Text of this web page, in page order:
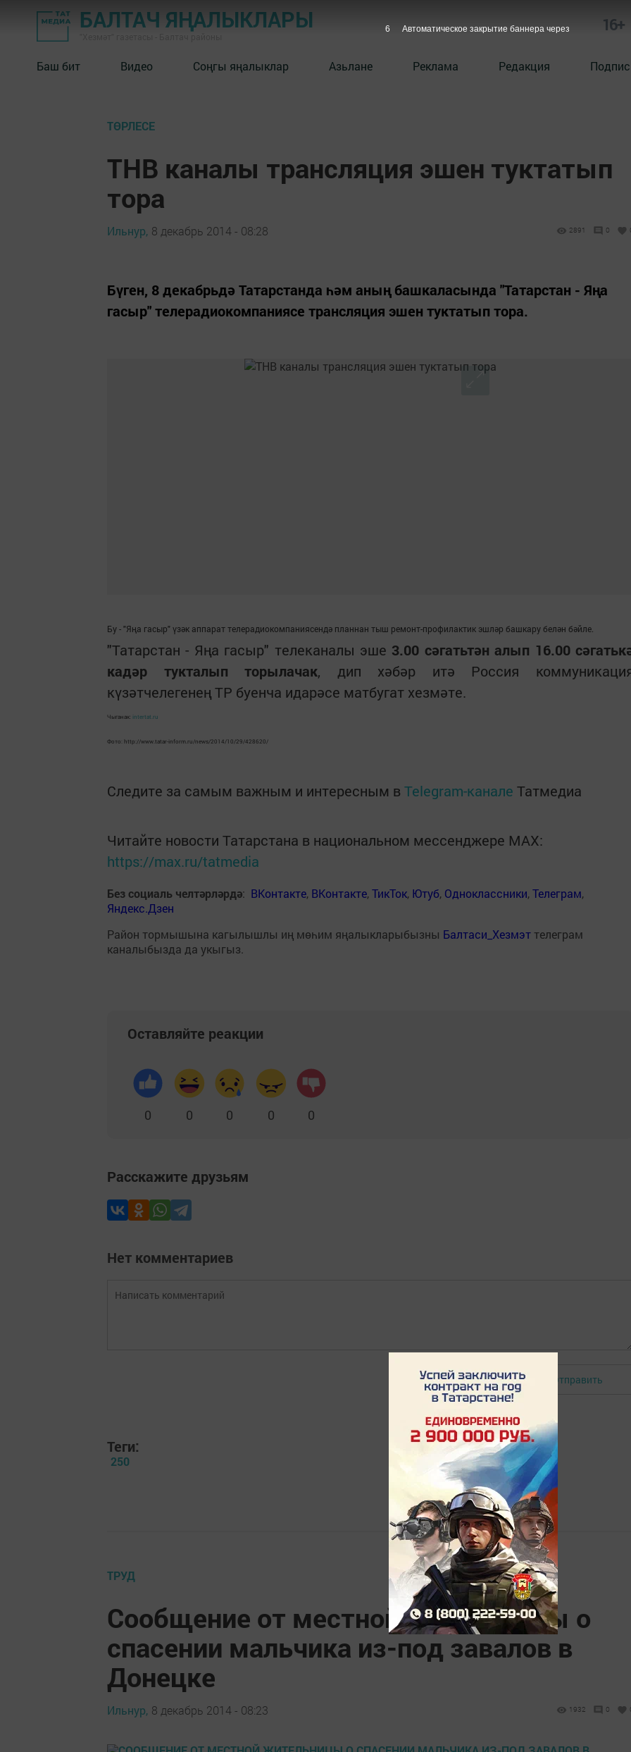
БАЛТАЧ ЯҢАЛЫКЛАРЫ 16+
Баш бит Видео Соңгы яңалыклар Азьлане Реклама Редакция
ТӨРЛЕСЕ
ТНВ каналы трансляция эшен туктатып
тора
Ильнур, 8 декабрь 2014 - 08:28 2891 0
Бүген, 8 декабрьдә Татарстанда һәм аның башкаласында "Татарстан - Яңа
гасыр" телерадиокомпаниясе трансляция эшен туктатып тора.
Бу - "Яңа гасыр" үзәк аппарат телерадиокомпаниясендә планнан тыш ремонт-профилактик эшләр башкару белән бәйле.
"Татарстан - Яңа гасыр" телеканалы эше 3.00 сәгатьтән алып 16.00
кадәр тукталып торылачак, дип хәбәр итә Россия
күзәтчелегенең ТР буенча идарәсе матбугат хезмәте.
Чыганак: intertat.ru
Фото: http://www.tatar-inform.ru/news/2014/10/29/428620/
Следите за самым важным и интересным в Telegram-канале Татмедиа
Читайте новости Татарстана в национальном мессенджере MАХ:
https://max.ru/tatmedia
Без социаль челтәрләрдә: ВКонтакте, ВКонтакте,ТикТок, Ютуб, Одноклассники,Телеграм,
Яндекс.Дзен
Район тормышына кагылышлы иң мөһим яңалыкларыбызны Балтаси_Хезмэт телеграм
каналыбызда да укыгыз.
Оставляйте реакции
0 0 0 0 0
Расскажите друзьям
Нет комментариев
Авторизоваться Отправить
Теги:
250
ТРУД
Сообщение от местной жительницы о
спасении мальчика из-под завалов в
Донецке
Ильнур, 8 декабрь 2014 - 08:23 1932 0
5 Автоматическое закрытие баннера через